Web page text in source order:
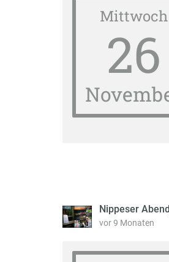
Mittwoch
26
Nippeser
vor 9 Monaten